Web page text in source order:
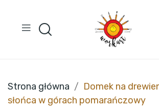
Strona główna
Domek na
słońca w górach pomarańczowy